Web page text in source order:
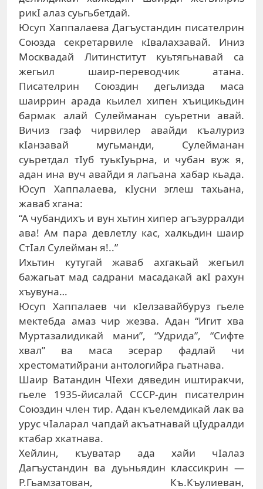
рикI алаз суьгьбетдай.
Юсуп Хаппалаева Дагъустандин писателрин
Союзда секретарвиле кIвалахзавай. Иниз
Москвадай Литинститут куьтягьнавай са
жегьил шаир-переводчик атана.
Писателрин Союздин дегьлизда маса
шаиррин арада кьилел хипен хъицикьдин
бармак алай Сулейманан суьретни авай.
Вичиз гзаф чирвилер авайди къалуриз
кIанзавай мугьманди, Сулейманан
суьретдал тIуб туькIуьрна, и чубан вуж я,
адан ина вуч авайди я лагьана хабар кьада.
Юсуп Хаппалаева, кIусни эглеш тахьана,
жаваб хгана:
“А чубандихъ и вун хьтин хипер агъзурралди
ава! Ам пара девлетлу кас, халкьдин шаир
СтIал Сулейман я!..”
Ихьтин кутугай жаваб ахгакьай жегьил
бажагьат мад садрани масадакай акI рахун
хъувуна…
Юсуп Хаппалаев чи кIелзавайбуруз гьеле
мектебда амаз чир жезва. Адан “Игит хва
Муртазалидикай мани”, “Удрида”, “Сифте
хвал” ва маса эсерар фадлай чи
хрестоматийрани антологийра гьатнава.
Шаир Ватандин ЧIехи дяведин иштиракчи,
гьеле 1935-йисалай СССР-дин писателрин
Союздин член тир. Адан къелемдикай лак ва
урус чIаларал чапдай акъатнавай цIудралди
ктабар хкатнава.
Хейлин, къуватар ада хайи чIалаз
Дагъустандин ва дуьньядин классикрин —
Р.Гьамзатован, Къ.Къулиеван,